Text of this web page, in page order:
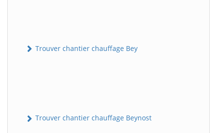
Trouver chantier chauffage Bey
Trouver chantier chauffage Beynost